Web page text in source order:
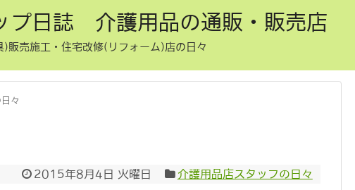
プ日誌 介護用品の通販・販売店
販売施工・住宅改修(リフォーム)店の日々
々
2015年8月4日 火曜日 介護用品店スタッフの日々